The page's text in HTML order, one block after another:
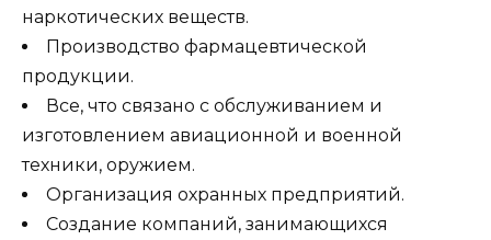
наркотических веществ.
Производство фармацевтической
продукции.
Все, что связано с обслуживанием и
изготовлением авиационной и военной
техники, оружием.
Организация охранных предприятий.
Создание компаний, занимающихся